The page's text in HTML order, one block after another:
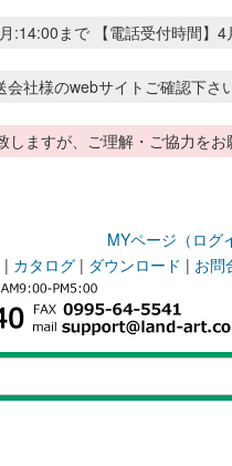
:14:00まで 【電話受付時間】
社様のwebサイトご確認下さい
ますが、ご理解・ご協力をお
MYページ（ログ
| カタログ | ダウンロード | お問